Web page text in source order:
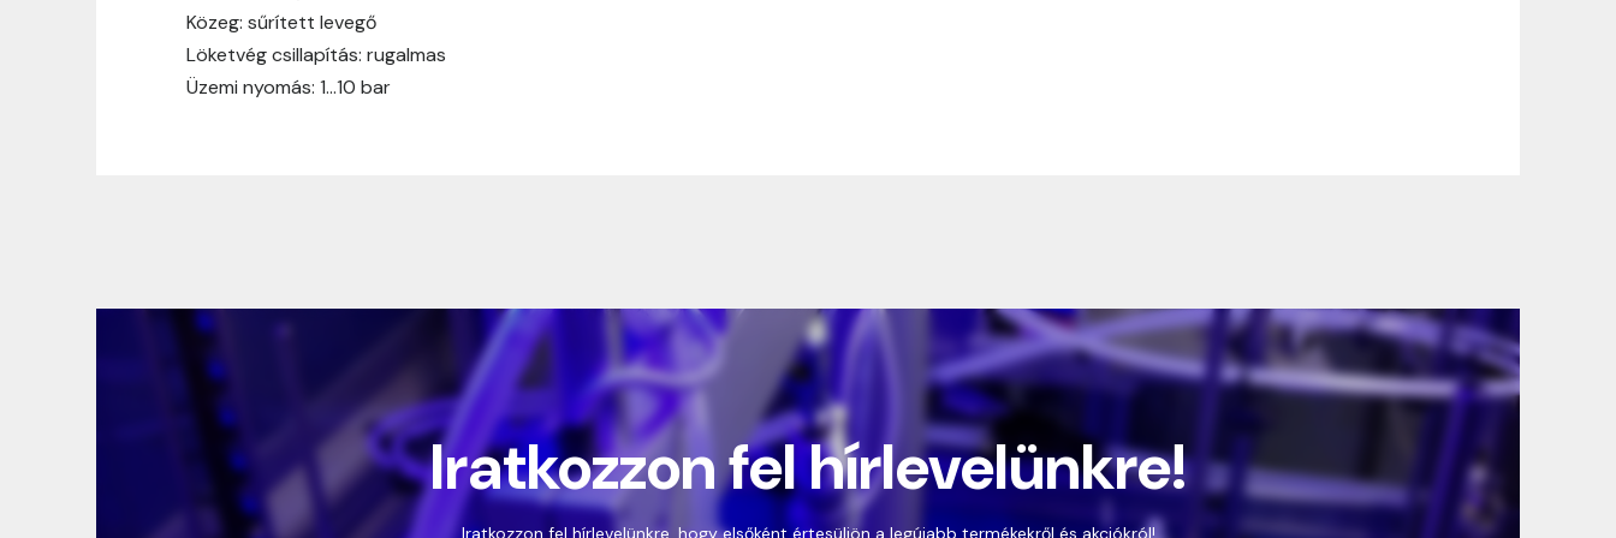
Közeg: sűrített levegő
Löketvég csillapítás: rugalmas
Üzemi nyomás: 1…10 bar
Iratkozzon fel hírlevelünkre!
Iratkozzon fel hírlevelünkre, hogy elsőként értesüljön a legújabb termékekről és akciókról!